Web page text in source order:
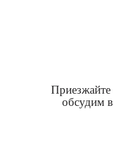
обсудим